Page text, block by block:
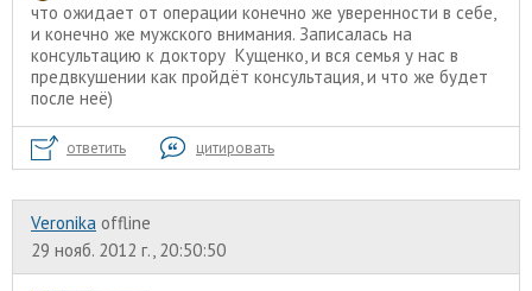
что ожидает от операции конечно же уверенности в себе,
и конечно же мужского внимания. Записалась на
консультацию к доктору Кущенко, и вся семья у нас в
предвкушении как пройдёт консультация, и что же будет
после неё)
ответить цитировать
Veronika offline
29 нояб. 2012 г., 20:50:50